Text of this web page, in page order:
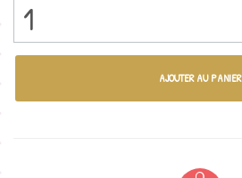
AJOUTER AU PANIER